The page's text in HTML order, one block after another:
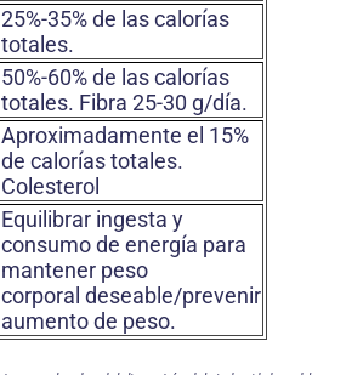
25%-35% de las calorías
totales.
50%-60% de las calorías
totales. Fibra 25-30 g/día.
Aproximadamente el 15%
de calorías totales.
Colesterol
Equilibrar ingesta y
consumo de energía para
mantener peso
corporal deseable/prevenir
aumento de peso.